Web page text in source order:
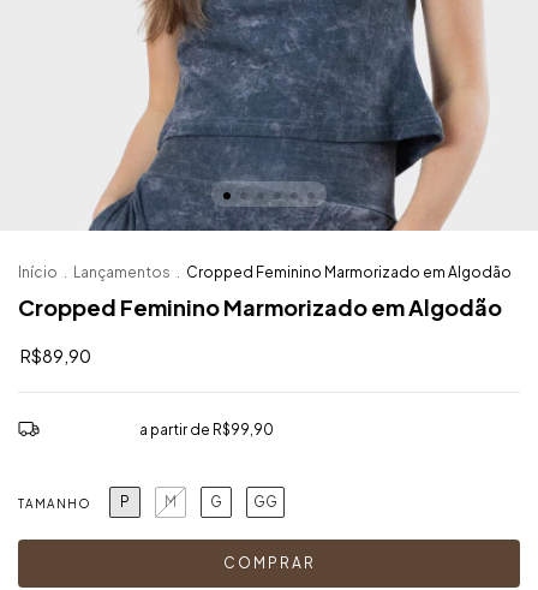
Início . Lançamentos . Cropped Feminino Marmorizado em Algodão
Cropped Feminino Marmorizado em Algodão
R$89,90
a partir de R$99,90
TAMANHO P M G GG